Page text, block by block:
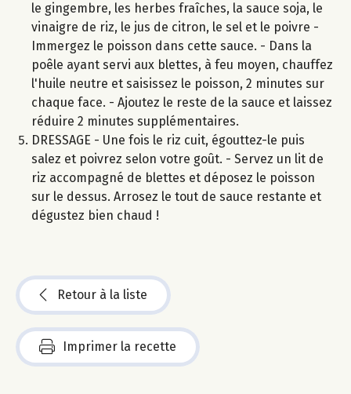
le gingembre, les herbes fraîches, la sauce soja, le
vinaigre de riz, le jus de citron, le sel et le poivre -
Immergez le poisson dans cette sauce. - Dans la
poêle ayant servi aux blettes, à feu moyen, chauffez
l'huile neutre et saisissez le poisson, 2 minutes sur
chaque face. - Ajoutez le reste de la sauce et laissez
réduire 2 minutes supplémentaires.
DRESSAGE - Une fois le riz cuit, égouttez-le puis
salez et poivrez selon votre goût. - Servez un lit de
riz accompagné de blettes et déposez le poisson
sur le dessus. Arrosez le tout de sauce restante et
dégustez bien chaud !
Retour à la liste
Imprimer la recette